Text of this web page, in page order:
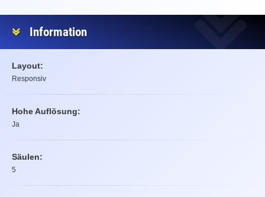
Information
Layout:
Responsiv
Hohe Auflösung:
Ja
Säulen:
5